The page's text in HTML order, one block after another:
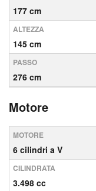
177 cm
ALTEZZA
145 cm
PASSO
276 cm
Motore
MOTORE
6 cilindri a V
CILINDRATA
3.498 cc